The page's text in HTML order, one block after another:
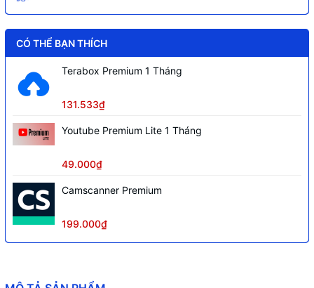
CÓ THỂ BẠN THÍCH
Terabox Premium 1 Tháng
131.533₫
Youtube Premium Lite 1 Tháng
49.000₫
Camscanner Premium
199.000₫